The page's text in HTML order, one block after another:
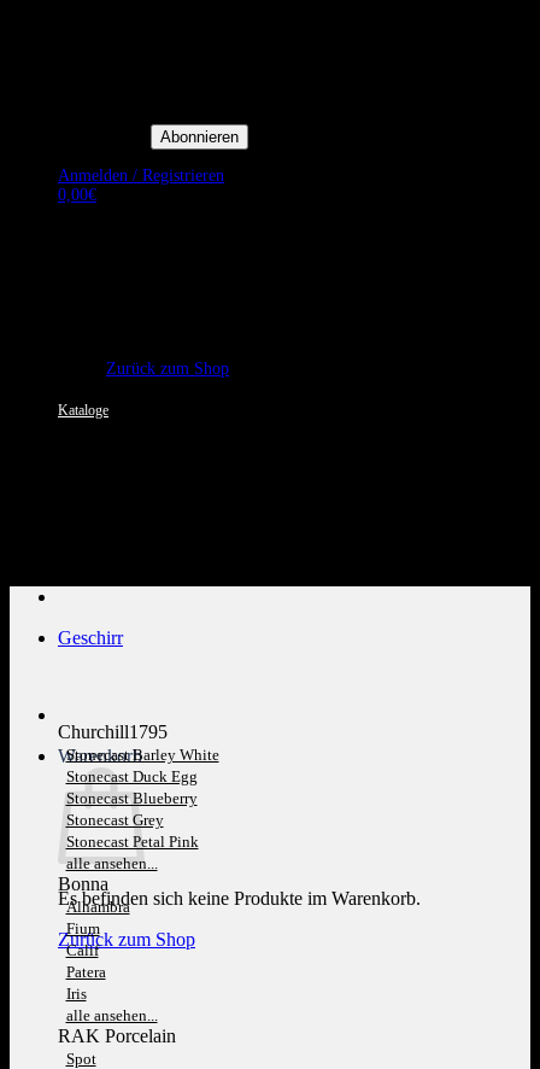
Anmelden / Registrieren
0,00€
Zurück zum Shop
Kataloge
Warenkorb
Es befinden sich keine Produkte im Warenkorb.
Zurück zum Shop
Geschirr
Churchill1795
Stonecast Barley White
Stonecast Duck Egg
Stonecast Blueberry
Stonecast Grey
Stonecast Petal Pink
alle ansehen...
Bonna
Alhambra
Fium
Calif
Patera
Iris
alle ansehen...
RAK Porcelain
Spot